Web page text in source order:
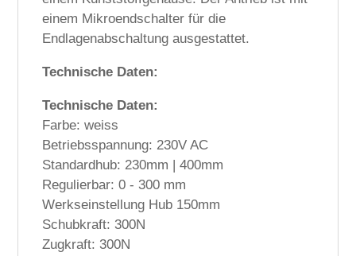
einem Mikroendschalter für die
Endlagenabschaltung ausgestattet.
Technische Daten:
Technische Daten:
Farbe: weiss
Betriebsspannung: 230V AC
Standardhub: 230mm | 400mm
Regulierbar: 0 - 300 mm
Werkseinstellung Hub 150mm
Schubkraft: 300N
Zugkraft: 300N